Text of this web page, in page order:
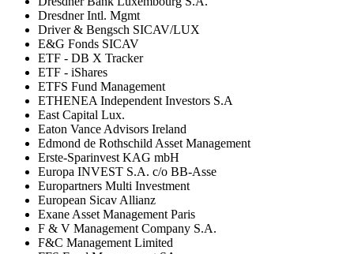
Dresdner Intl. Mgmt
Driver & Bengsch SICAV/LUX
E&G Fonds SICAV
ETF - DB X Tracker
ETF - iShares
ETFS Fund Management
ETHENEA Independent Investors S.A
East Capital Lux.
Eaton Vance Advisors Ireland
Edmond de Rothschild Asset Management
Erste-Sparinvest KAG mbH
Europa INVEST S.A. c/o BB-Asse
Europartners Multi Investment
European Sicav Allianz
Exane Asset Management Paris
F & V Management Company S.A.
F&C Management Limited